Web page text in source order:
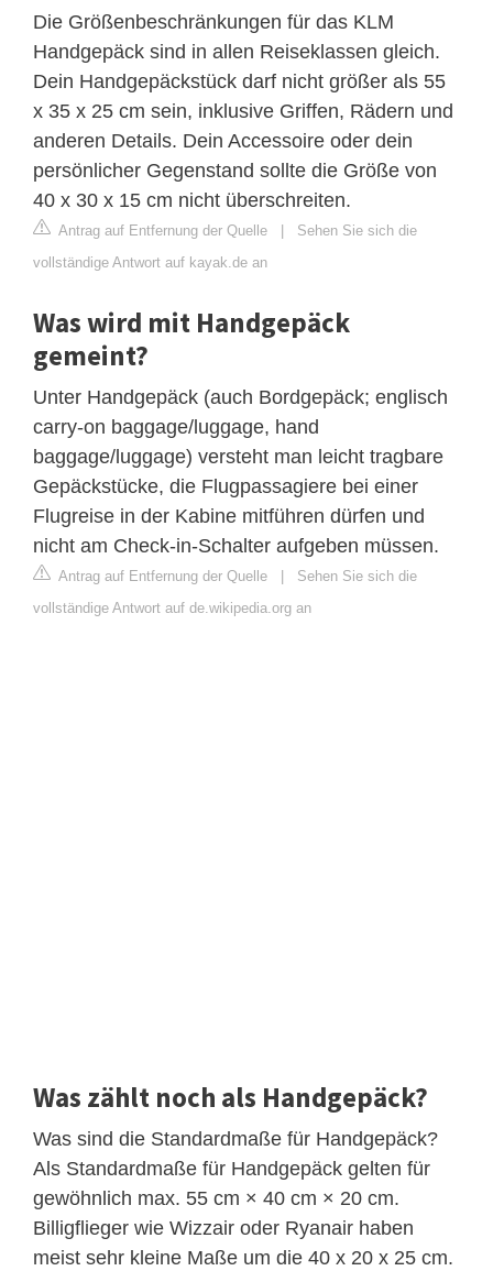
Die Größenbeschränkungen für das KLM
Handgepäck sind in allen Reiseklassen gleich.
Dein Handgepäckstück darf nicht größer als 55
x 35 x 25 cm sein, inklusive Griffen, Rädern und
anderen Details. Dein Accessoire oder dein
persönlicher Gegenstand sollte die Größe von
40 x 30 x 15 cm nicht überschreiten.
Antrag auf Entfernung der Quelle
Sehen Sie sich die
vollständige Antwort auf kayak.de an
Was wird mit Handgepäck
gemeint?
Unter Handgepäck (auch Bordgepäck; englisch
carry-on baggage/luggage, hand
baggage/luggage) versteht man leicht tragbare
Gepäckstücke, die Flugpassagiere bei einer
Flugreise in der Kabine mitführen dürfen und
nicht am Check-in-Schalter aufgeben müssen.
Antrag auf Entfernung der Quelle
Sehen Sie sich die
vollständige Antwort auf de.wikipedia.org an
Was zählt noch als Handgepäck?
Was sind die Standardmaße für Handgepäck?
Als Standardmaße für Handgepäck gelten für
gewöhnlich max. 55 cm × 40 cm × 20 cm.
Billigflieger wie Wizzair oder Ryanair haben
meist sehr kleine Maße um die 40 x 20 x 25 cm.